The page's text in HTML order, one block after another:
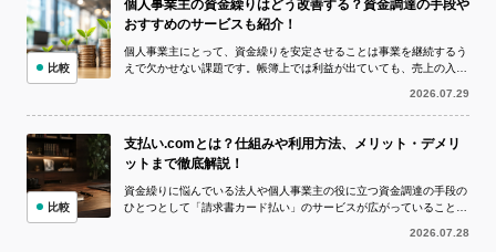
個人事業主の資金繰りはどう改善する？資金調達の手段や
おすすめのサービスも紹介！
個人事業主にとって、資金繰りを安定させることは事業を継続するう
えで欠かせない課題です。帳簿上では利益が出ていても、売上の入金
2026.07.29
比較
支払い.comとは？仕組みや利用方法、メリット・デメリ
ットまで徹底解説！
資金繰りに悩んでいる法人や個人事業主の役に立つ資金調達の手段の
ひとつとして「請求書カード払い」のサービスが広がっていることを
2026.07.28
比較